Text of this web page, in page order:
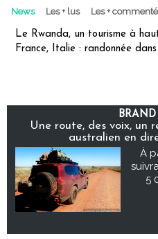
News Les + lus Les +
Le Rwanda, un tourisme à
France, Italie : randonnée
Une route, des voix, un
australien en
À
5